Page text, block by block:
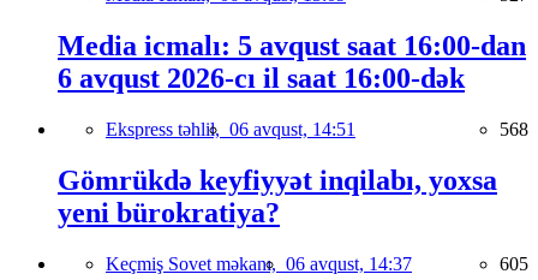
Media icmalı: 5 avqust saat 16:00-dan
6 avqust 2026-cı il saat 16:00-dək
Ekspress təhlil, 06 avqust, 14:51 568
Gömrükdə keyfiyyət inqilabı, yoxsa
yeni bürokratiya?
Keçmiş Sovet məkanı, 06 avqust, 14:37 605